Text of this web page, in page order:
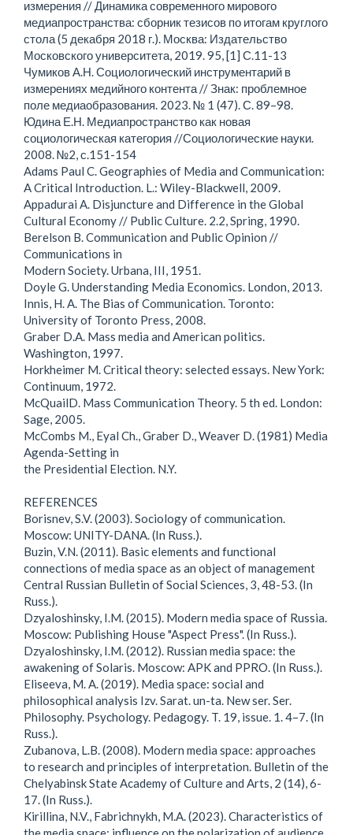
измерения // Динамика современного мирового
медиапространства: сборник тезисов по итогам круглого
стола (5 декабря 2018 г.). Москва: Издательство
Московского университета, 2019. 95, [1] С.11-13
Чумиков А.Н. Социологический инструментарий в
измерениях медийного контента // Знак: проблемное
поле медиаобразования. 2023. № 1 (47). С. 89–98.
Юдина Е.Н. Медиапространство как новая
социологическая категория //Социологические науки.
2008. №2, с.151-154
Adams Paul C. Geographies of Media and Communication:
A Critical Introduction. L.: Wiley-Blackwell, 2009.
Appadurai A. Disjuncture and Difference in the Global
Cultural Economy // Public Culture. 2.2, Spring, 1990.
Berelson B. Communication and Public Opinion //
Communications in
Modern Society. Urbana, III, 1951.
Doyle G. Understanding Media Economics. London, 2013.
Innis, H. A. The Bias of Communication. Toronto:
University of Toronto Press, 2008.
Graber D.A. Mass media and American politics.
Washington, 1997.
Horkheimer M. Critical theory: selected essays. New York:
Continuum, 1972.
McQuailD. Mass Communication Theory. 5 th ed. London:
Sage, 2005.
McCombs M., Eyal Ch., Graber D., Weaver D. (1981) Media
Agenda-Setting in
the Presidential Election. N.Y.
REFERENCES
Borisnev, S.V. (2003). Sociology of communication.
Moscow: UNITY-DANA. (In Russ.).
Buzin, V.N. (2011). Basic elements and functional
connections of media space as an object of management
Central Russian Bulletin of Social Sciences, 3, 48-53. (In
Russ.).
Dzyaloshinsky, I.M. (2015). Modern media space of Russia.
Moscow: Publishing House "Aspect Press". (In Russ.).
Dzyaloshinsky, I.M. (2012). Russian media space: the
awakening of Solaris. Moscow: APK and PPRO. (In Russ.).
Eliseeva, M. A. (2019). Media space: social and
philosophical analysis Izv. Sarat. un-ta. New ser. Ser.
Philosophy. Psychology. Pedagogy. T. 19, issue. 1. 4–7. (In
Russ.).
Zubanova, L.B. (2008). Modern media space: approaches
to research and principles of interpretation. Bulletin of the
Chelyabinsk State Academy of Culture and Arts, 2 (14), 6-
17. (In Russ.).
Kirillina, N.V., Fabrichnykh, M.A. (2023). Characteristics of